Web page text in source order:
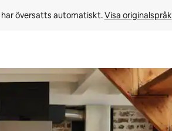
har översatts automatiskt. Visa originalspråk